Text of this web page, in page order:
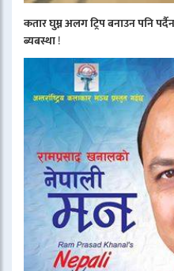
कतार घुम्न अलग ट्रिप बनाउन पनि
ब्यबस्था!